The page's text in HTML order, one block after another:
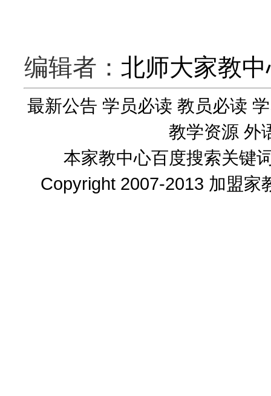
编辑者： 北师大家教
最新公告 学员必读 教员必读
教学资源 外
本家教中心百度搜索关键
Copyright 2007-2013 加盟家